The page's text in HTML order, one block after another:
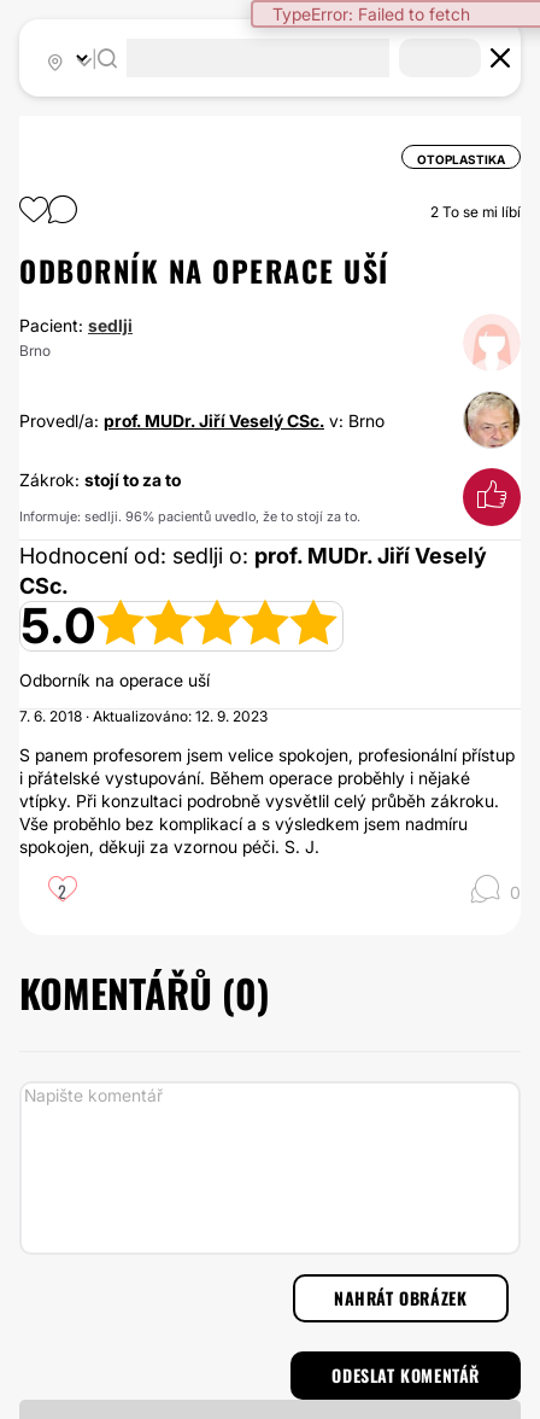
TypeError: Failed to fetch
OTOPLASTIKA
2 To se mi líbí
ODBORNÍK NA OPERACE UŠÍ
Pacient: sedlji
Brno
Provedl/a: prof. MUDr. Jiří Veselý CSc. v: Brno
Zákrok: stojí to za to
Informuje: sedlji. 96% pacientů uvedlo, že to stojí za to.
Hodnocení od: sedlji o: prof. MUDr. Jiří Veselý
CSc.
5.0
Odborník na operace uší
7. 6. 2018 · Aktualizováno: 12. 9. 2023
S panem profesorem jsem velice spokojen, profesionální přístup
i přátelské vystupování. Během operace proběhly i nějaké
vtípky. Při konzultaci podrobně vysvětlil celý průběh zákroku.
Vše proběhlo bez komplikací a s výsledkem jsem nadmíru
spokojen, děkuji za vzornou péči. S. J.
2 0
KOMENTÁŘŮ (0)
NAHRÁT OBRÁZEK